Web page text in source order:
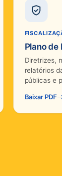
Plano
Diretrizes,
relatórios
públicas e
Baixar PDF